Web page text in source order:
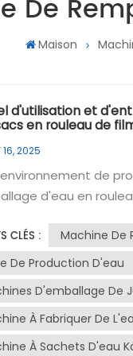
De
Maison
d'utilisation et
en rouleau de
16, 2025
de
d'eau en
de production et
se concentre sur le
et des conseils
de
: Le système de
d'eau en
CLÉS :
Machine De
De Production D'eau
D'emballage De
À Fabriquer De
À Sachets D'eau